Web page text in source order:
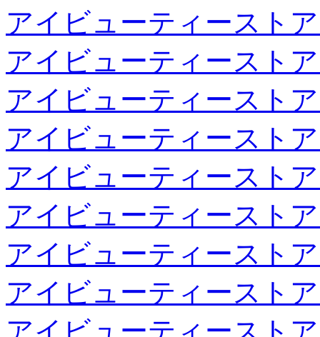
アイビューティースト
アイビューティースト
アイビューティースト
アイビューティースト
アイビューティースト
アイビューティースト
アイビューティースト
アイビューティースト